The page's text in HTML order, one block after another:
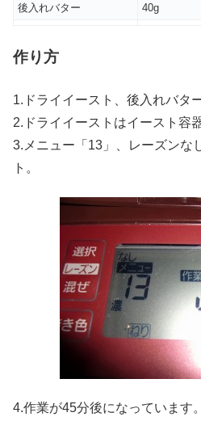
後入れバター
40g
作り方
1.ドライイースト、後入れバタ
2.ドライイーストはイースト容
3.メニュー「13」、レーズンな
ト。
4.作業が45分後になっています